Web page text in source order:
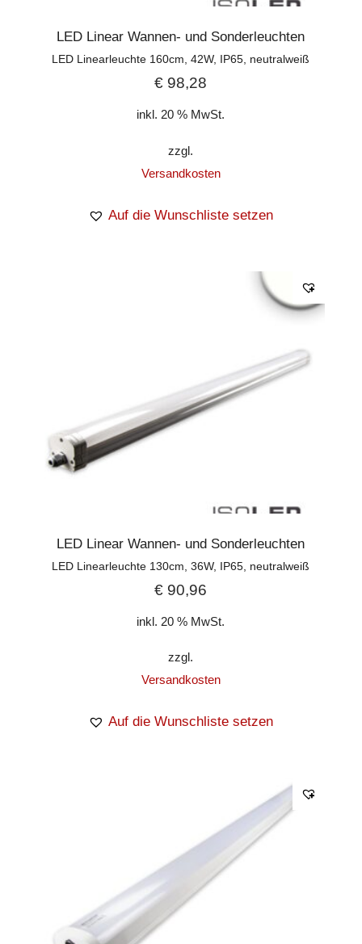
LED Linear Wannen- und Sonderleuchten
LED Linearleuchte 160cm, 42W, IP65, neutralweiß
€ 98,28
inkl. 20 % MwSt.
zzgl.
Versandkosten
Auf die Wunschliste setzen
LED Linear Wannen- und Sonderleuchten
LED Linearleuchte 130cm, 36W, IP65, neutralweiß
€ 90,96
inkl. 20 % MwSt.
zzgl.
Versandkosten
Auf die Wunschliste setzen